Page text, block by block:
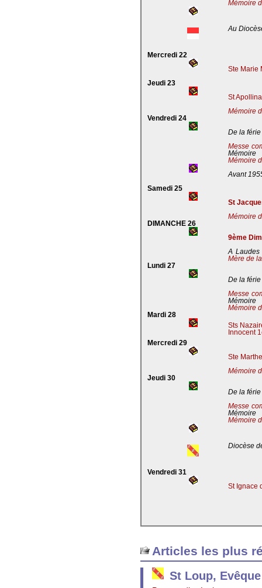
Mémoire
Au
Mercredi 22
Ste Marie
Jeudi 23
St
Mémoire
Vendredi 24
De la férie
Messe
Mémoire
Mémoire
Avant
Samedi 25
St
Mémoire
DIMANCHE 26
9ème
A
Mère de
Lundi 27
De la férie
Messe
Mémoire
Mémoire
Mardi 28
Sts
Innocent
Mercredi 29
Ste
Mémoire
Jeudi 30
De la férie
Messe
Mémoire
Mémoire
Diocèse
Vendredi 31
St Ignace
Articles les plus
St Loup,